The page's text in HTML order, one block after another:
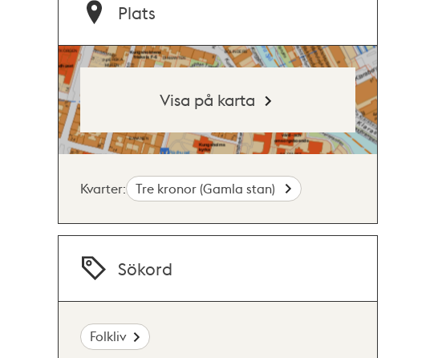
Plats
Visa på karta
Kvarter: Tre kronor (Gamla stan)
Sökord
Folkliv